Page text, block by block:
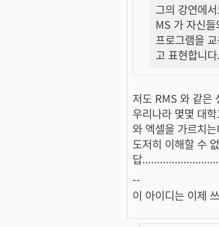
그의 강연에
MS 가 자신들
프로그램을
고 표현합니
저도 RMS 와 같은
우리나라 몇몇 대
와 엑셀을 가르치
도저히 이해할 수
답
--
이 아이디는 이제